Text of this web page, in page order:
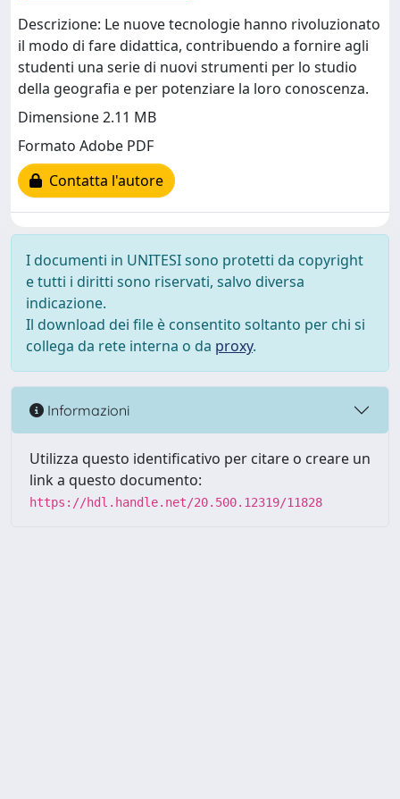
Descrizione: Le nuove tecnologie hanno rivoluzionato
il modo di fare didattica, contribuendo a fornire agli
studenti una serie di nuovi strumenti per lo studio
della geografia e per potenziare la loro conoscenza.
Dimensione 2.11 MB
Formato Adobe PDF
Contatta l'autore
I documenti in UNITESI sono protetti da copyright
e tutti i diritti sono riservati, salvo diversa
indicazione.
Il download dei file è consentito soltanto per chi si
collega da rete interna o da proxy.
Informazioni
Utilizza questo identificativo per citare o creare un
link a questo documento:
https://hdl.handle.net/20.500.12319/11828